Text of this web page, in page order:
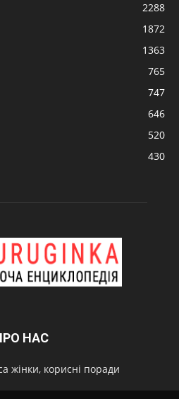
2288
1872
1363
765
747
646
520
430
НАС
жінки, корисні поради